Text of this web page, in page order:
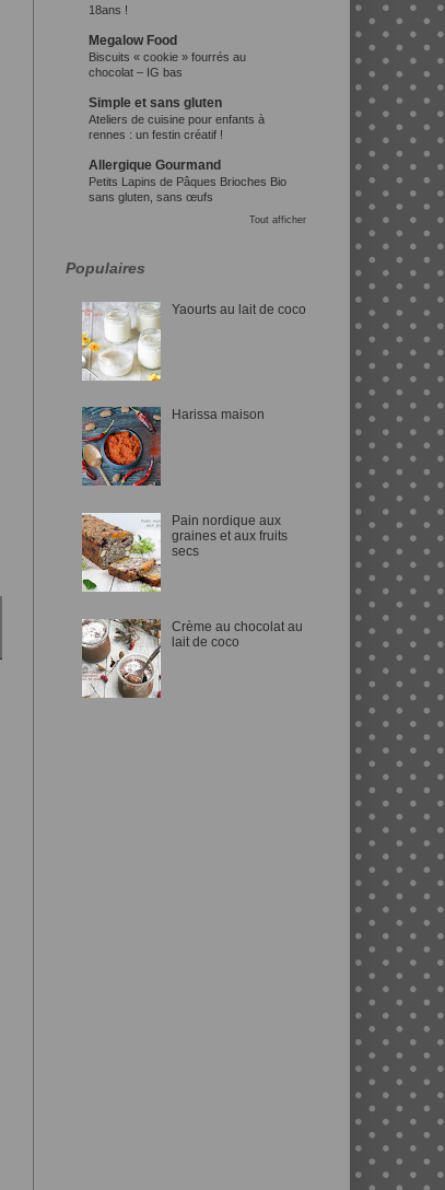
18ans !
Megalow Food
Biscuits « cookie » fourrés au
chocolat – IG bas
Simple et sans gluten
Ateliers de cuisine pour enfants à
rennes : un festin créatif !
Allergique Gourmand
Petits Lapins de Pâques Brioches Bio
sans gluten, sans œufs
Tout afficher
Populaires
Yaourts au lait de coco
Harissa maison
Pain nordique aux
graines et aux fruits
secs
Crème au chocolat au
lait de coco